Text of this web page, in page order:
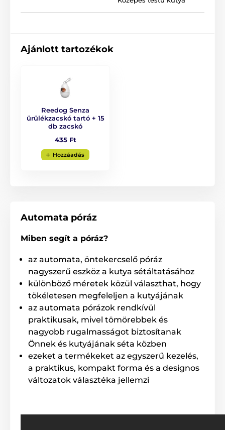
Ergonomikus fogantyú, gumibevonattal
Négyféle méret
Kutyafajták: akita inu, belga juhászkutya, hovawart,
labrador, golden retriever
Az automata Reedog póráz
teljes mértékben
megbízható!
Nem számít, hogy merre sétáltatja házi kedvencét. A
Reedog Senza automata póráz garantálja a
kényelmes, egyszerű kezelést és a megbízható
irányítást. A kutyagazdik tudják, hogy gyakran a gyors
reakció dönt válsághelyzetekben, nem csak sétáltatás
közben.
Fékrendszer kezelése egy
Ajánlott tartozékok
Reedog Senza
ürülékzacskó tartó + 15
db zacskó
435 Ft
Hozzáadás
Automata póráz
Miben segít a póráz?
az automata, öntekercselő póráz
nagyszerű eszköz a kutya sétáltatásához
különböző méretek közül választhat, hogy
tökéletesen megfeleljen a kutyájának
az automata pórázok rendkívül
praktikusak, mivel tömörebbek és
nagyobb rugalmasságot biztosítanak
Önnek és kutyájának séta közben
ezeket a termékeket az egyszerű kezelés,
a praktikus, kompakt forma és a designos
változatok választéka jellemzi